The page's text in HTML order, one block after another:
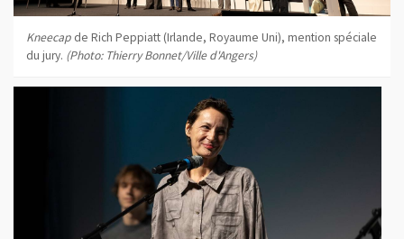
Kneecapde Rich Peppiatt (Irlande, Royaume Uni), mention spéciale
du jury. (Photo: Thierry Bonnet/Ville d'Angers)